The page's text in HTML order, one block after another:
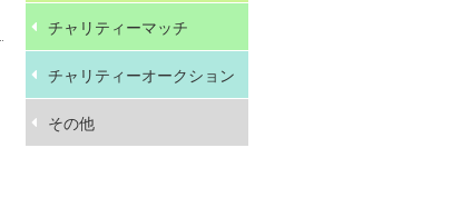
チャリティーマッチ
チャリティーオークション
その他